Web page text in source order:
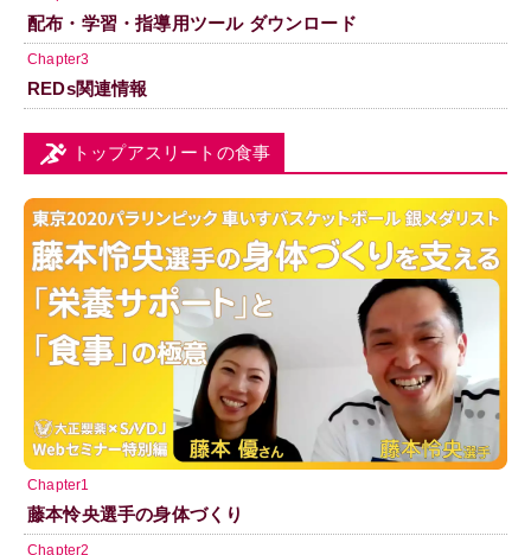
配布・学習・指導用ツール ダウンロード
Chapter3
REDs関連情報
トップアスリートの食事
Chapter1
藤本怜央選手の身体づくり
Chapter2